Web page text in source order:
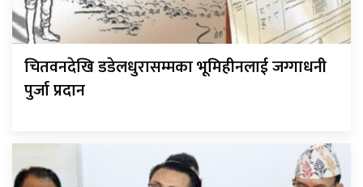
चितवनदेखि डडेलधुरासम्मका भूमिहीनलाई जग्गाधनी
पुर्जा प्रदान